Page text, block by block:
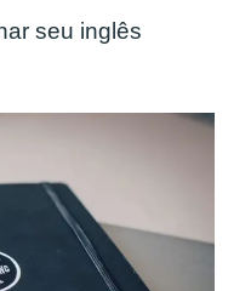
seu inglês